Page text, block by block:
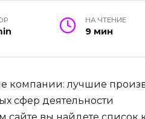
НА ЧТЕНИЕ
9 мин
компании: лучшие
сфер деятельности